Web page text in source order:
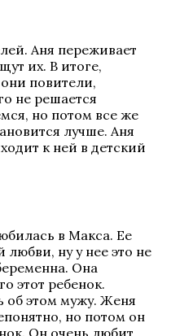
Аня переживает
их. В итоге,
повители,
не решается
но потом все же
лучше. Аня
к ней в детский
в Макса. Ее
любви, ну у нее это не
Она
этот ребенок.
об этом мужу. Женя
но потом он
Он очень любит